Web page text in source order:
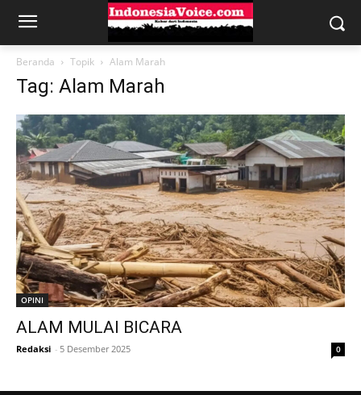
Beranda Topik Alam Marah
Tag: Alam Marah
OPINI
ALAM MULAI BICARA
Redaksi - 5 Desember 2025 0